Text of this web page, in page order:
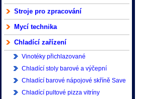
Stroje pro zpracování
Mycí technika
Chladící zařízení
Vinotéky přichlazované
Chladící stoly barové a výčepní
Chladící barové nápojové skříně Save
Commercial
Chladící pultové pizza vitríny